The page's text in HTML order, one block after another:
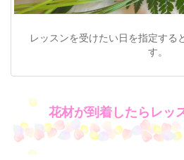
レッスンを受けたい日を指定する
す。
花材が到着したらレッ